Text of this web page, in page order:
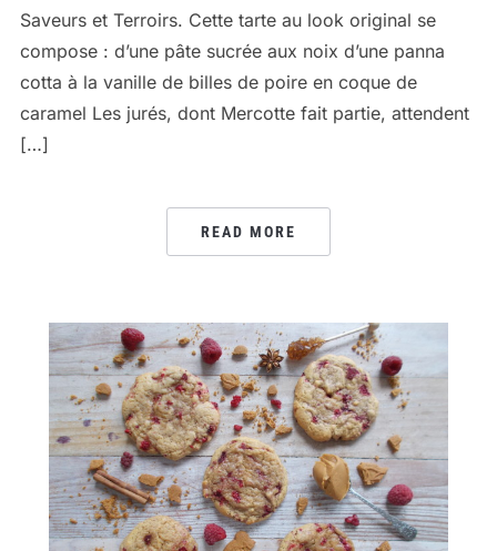
Saveurs et Terroirs. Cette tarte au look original se
compose : d’une pâte sucrée aux noix d’une panna
cotta à la vanille de billes de poire en coque de
caramel Les jurés, dont Mercotte fait partie, attendent
[…]
READ MORE